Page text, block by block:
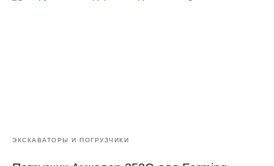
ЭКСКАВАТОРЫ И ПОГРУЗЧИКИ